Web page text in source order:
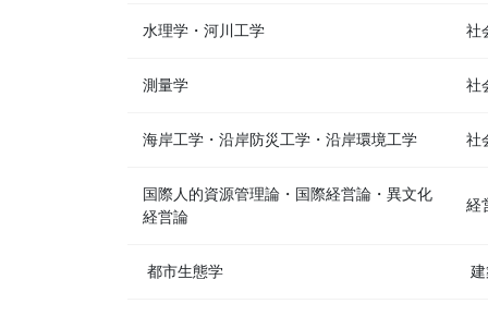
水理学・河川工学 社
測量学 社
海岸工学・沿岸防災工学・沿岸環境工学 社
国際人的資源管理論・国際経営論・異文化
経営論
経
都市生態学